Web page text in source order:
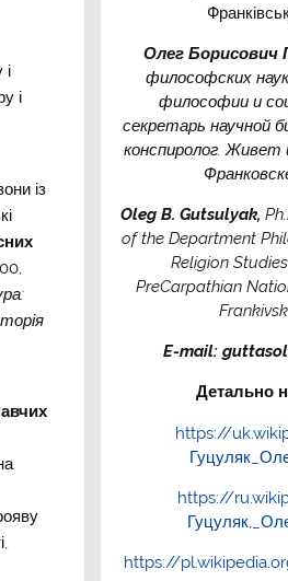
і
із
Олег Борисович
философских
философии и
секретарь научной
конспиролог.
Oleg B. Gutsulyak,
of the Department
Religion
PreCarpathian
E-mail:
Детально
https://
https://
https://